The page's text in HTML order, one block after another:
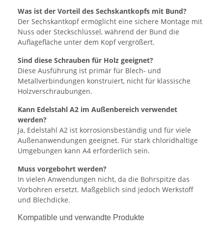
Was ist der Vorteil des Sechskantkopfs mit Bund?
Der Sechskantkopf ermöglicht eine sichere Montage mit
Nuss oder Steckschlüssel, während der Bund die
Auflagefläche unter dem Kopf vergrößert.
Sind diese Schrauben für Holz geeignet?
Diese Ausführung ist primär für Blech- und
Metallverbindungen konstruiert, nicht für klassische
Holzverschraubungen.
Kann Edelstahl A2 im Außenbereich verwendet
werden?
Ja, Edelstahl A2 ist korrosionsbeständig und für viele
Außenanwendungen geeignet. Für stark chloridhaltige
Umgebungen kann A4 erforderlich sein.
Muss vorgebohrt werden?
In vielen Anwendungen nicht, da die Bohrspitze das
Vorbohren ersetzt. Maßgeblich sind jedoch Werkstoff
und Blechdicke.
Kompatible und verwandte Produkte